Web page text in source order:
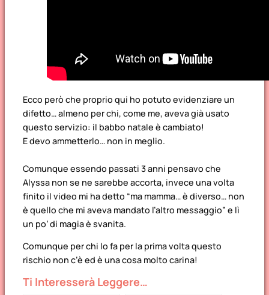
Ecco però che proprio qui ho potuto evidenziare un
difetto… almeno per chi, come me, aveva già usato
questo servizio: il babbo natale è cambiato!
E devo ammetterlo… non in meglio.
Comunque essendo passati 3 anni pensavo che
Alyssa non se ne sarebbe accorta, invece una volta
finito il video mi ha detto “ma mamma… è diverso… non
è quello che mi aveva mandato l’altro messaggio” e lì
un po’ di magia è svanita.
Comunque per chi lo fa per la prima volta questo
rischio non c’è ed è una cosa molto carina!
Ti Interesserà Leggere…